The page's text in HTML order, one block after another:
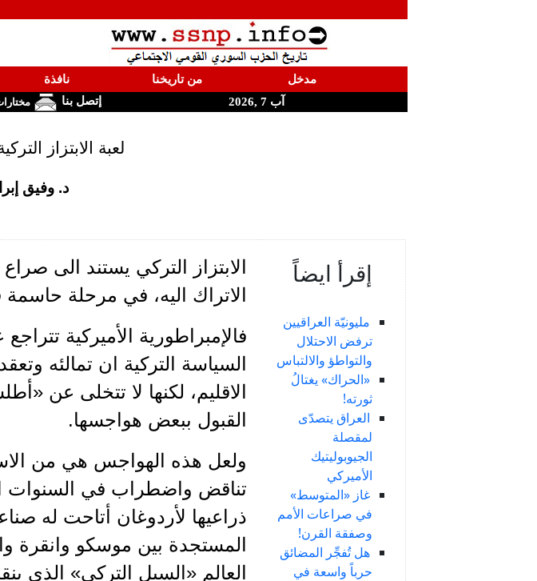
مدخل من تاريخنا نافذة
آب 7 ,2026
إتصل بنا
لعبة الابتزاز
د. وفيق
إقرأ ايضاً
مليونيّة العراقيين
ترفض الاحتلال
والتواطؤ والالتباس
«الحراك» يغتالُ
ثورته!
العراق يتصدّى
لمقصلة
الجيوبوليتيك
الأميركي
غاز «المتوسط»
في صراعات الأمم
وصفقة القرن!
هل تُفجِّر المضائق
حرباً واسعة في
الابتزاز التركي يستند الى
الاتراك اليه، في مرحلة
فالإمبراطورية الأميركية
السياسة التركية ان تمالئه
الاقليم، لكنها لا تتخلى عن
القبول ببعض هواجسها.
ولعل هذه الهواجس هي من
تناقض واضطراب في السنوات
ذراعيها لأردوغان أتاحت له
المستجدة بين موسكو وانقرة